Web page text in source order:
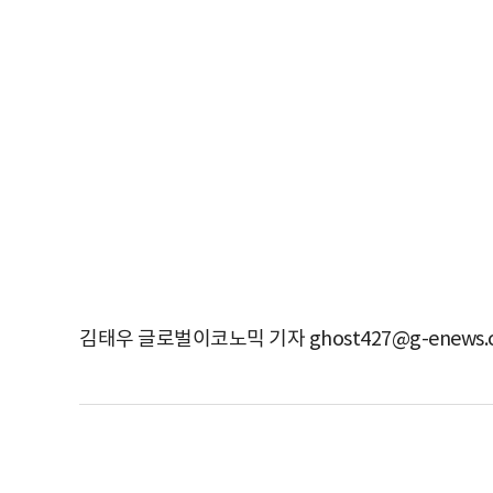
김태우 글로벌이코노믹 기자 ghost427@g-